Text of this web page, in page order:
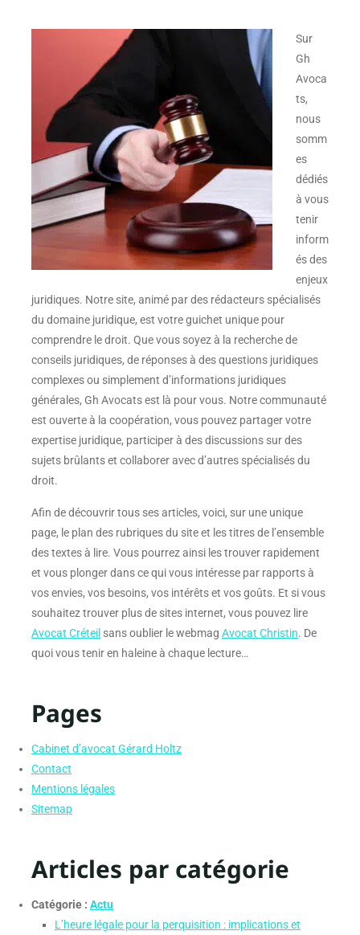
Sur
Gh
Avoca
ts,
nous
somm
es
dédiés
à vous
tenir
inform
és des
enjeux
juridiques. Notre site, animé par des rédacteurs spécialisés
du domaine juridique, est votre guichet unique pour
comprendre le droit. Que vous soyez à la recherche de
conseils juridiques, de réponses à des questions juridiques
complexes ou simplement d’informations juridiques
générales, Gh Avocatsest là pour vous. Notre communauté
est ouverte à la coopération, vous pouvez partager votre
expertise juridique, participer à des discussions sur des
sujets brûlants et collaborer avec d’autres spécialisés du
droit.
Afin de découvrir tous ses articles, voici, sur une unique
page, le plan des rubriques du site et les titres de l’ensemble
des textes à lire. Vous pourrez ainsi les trouver rapidement
et vous plonger dans ce qui vous intéresse par rapports à
vos envies, vos besoins, vos intérêts et vos goûts. Et si vous
souhaitez trouver plus de sites internet, vous pouvez lire
Avocat Créteil sans oublier le webmag Avocat Christin. De
quoi vous tenir en haleine à chaque lecture…
Pages
Cabinet d’avocat Gérard Holtz
Contact
Mentions légales
Sitemap
Articles par catégorie
Catégorie : Actu
L’heure légale pour la perquisition : implications et